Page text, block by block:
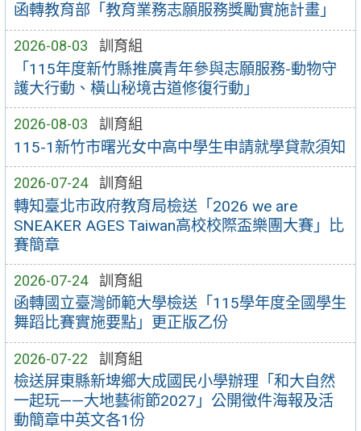
函轉教育部「教育業務志願服務獎勵實施計畫」
2026-08-03 訓育組
「115年度新竹縣推廣青年參與志願服務-動物守
護大行動、橫山秘境古道修復行動」
2026-08-03 訓育組
115-1新竹市曙光女中高中學生申請就學貸款須知
2026-07-24 訓育組
轉知臺北市政府教育局檢送「2026 we are
SNEAKER AGES Taiwan高校校際盃樂團大賽」比
賽簡章
2026-07-24 訓育組
函轉國立臺灣師範大學檢送「115學年度全國學生
舞蹈比賽實施要點」更正版乙份
2026-07-22 訓育組
檢送屏東縣新埤鄉大成國民小學辦理「和大自然
一起玩——大地藝術節2027」公開徵件海報及活
動簡章中英文各1份